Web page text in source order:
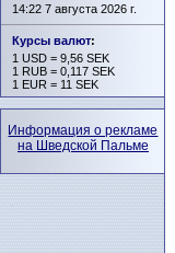
14:22 7 августа 2026 г.
Курсы валют:
1 USD = 9,56 SEK
1 RUB = 0,117 SEK
1 EUR = 11 SEK
Информация о рекламе
на Шведской Пальме